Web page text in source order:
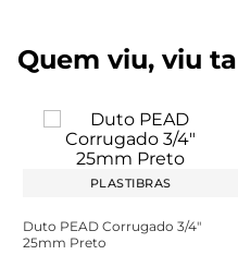
Quem viu, viu
PLASTIBRAS
Duto PEAD Corrugado 3/4"
25mm Preto